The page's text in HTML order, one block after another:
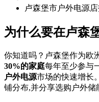
卢森堡市户外电源
为什么要在卢森
你知道吗？卢森堡作为欧
30%的家庭每年至少参与
户外电源市场的快速增长
铺分布,并分享选购户外储